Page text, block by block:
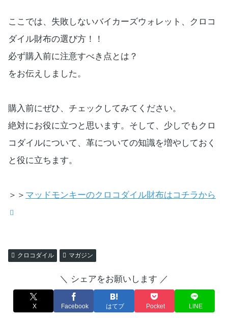
ここでは、失敗しないバイカーズウォレット、クロコ
ダイル財布の選び方！！
必ず購入前に注意すべき点とは？
をお伝えしました。
購入前にぜひ、チェックしてみてください。
絶対にお役に立つと思います。そして、少しでもクロ
コダイルについて、革についての知識を増やしておく
と役に立ちます。
＞＞ マッドモンキーのクロコダイル財布はコチラから
クロコダイル マガジン
＼ シェアをお願いします ／
X Facebook はてブ Pocket LINE